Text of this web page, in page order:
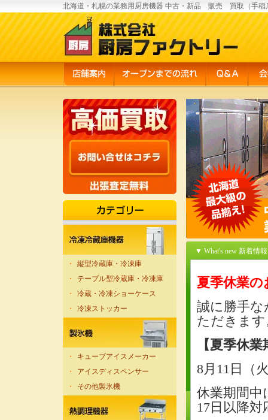
北海道・札幌の業務用厨房機器 中古・新品 販売 買取（手稲
・
縦型冷蔵庫・冷凍庫
・
テーブル型冷蔵庫・冷凍庫
・
冷蔵・冷凍ショーケース
・
冷凍ストッカー
・
キューブアイスメーカー
・
アイスディスペンサー
・
その他製氷機
▼ What's new 新着情報
夏季休業の
誠に勝手
ただきます
【夏季休
8月11日（
休業期間
17日以降